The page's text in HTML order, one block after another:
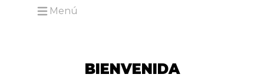
Open main menu
Menú
BIENVENIDA